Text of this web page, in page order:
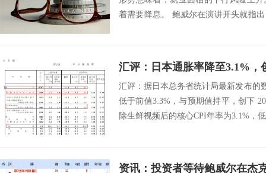
着需要降息。 鲍威尔在演讲开头就指
汇评：据日本总务省统计局最新发布的
低于前值3.3%，与预期值持平，创下
除生鲜视频后的核心CPI年率为3.1%，